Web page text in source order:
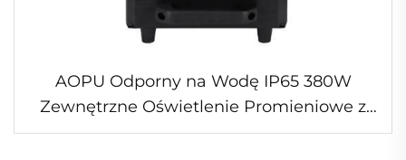
AOPU Odporny na Wodę IP65 380W
Zewnętrzne Oświetlenie Promieniowe z
Ruchomą Głowicą do Pokazów na